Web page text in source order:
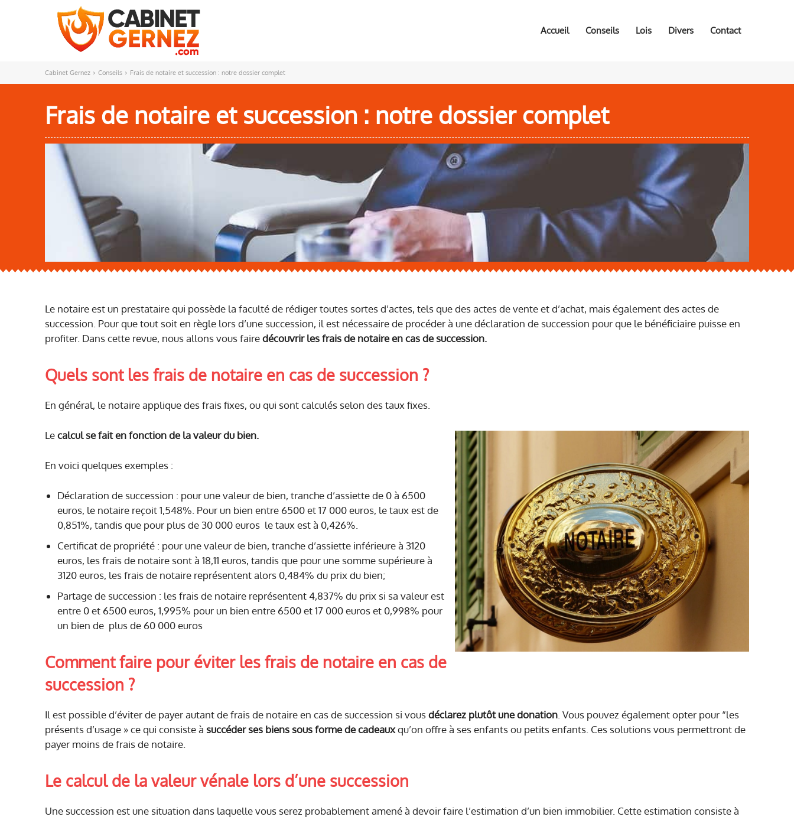
Accueil Conseils Lois Divers Contact
Cabinet Gernez Conseils Frais de notaire et succession : notre dossier complet
Frais de notaire et succession : notre dossier complet
Le notaire est un prestataire qui possède la faculté de rédiger toutes sortes d’actes, tels que des actes de vente et d’achat, mais également des actes de
succession. Pour que tout soit en règle lors d’une succession, il est nécessaire de procéder à une déclaration de succession pour que le bénéficiaire puisse en
profiter. Dans cette revue, nous allons vous fairedécouvrir les frais de notaire en cas de succession.
Quels sont les frais de notaire en cas de succession ?
En général, le notaire applique des frais fixes, ou qui sont calculés selon des taux fixes.
Lecalcul se fait en fonction de la valeur du bien.
En voici quelques exemples :
Déclaration de succession : pour une valeur de bien, tranche d’assiette de 0 à 6500
euros, le notaire reçoit 1,548%. Pour un bien entre 6500 et 17 000 euros, le taux est de
0,851%, tandis que pour plus de 30 000 euros le taux est à 0,426%.
Certificat de propriété : pour une valeur de bien, tranche d’assiette inférieure à 3120
euros, les frais de notaire sont à 18,11 euros, tandis que pour une somme supérieure à
3120 euros, les frais de notaire représentent alors 0,484% du prix du bien;
Partage de succession : les frais de notaire représentent 4,837% du prix si sa valeur est
entre 0 et 6500 euros, 1,995% pour un bien entre 6500 et 17 000 euros et 0,998% pour
un bien de plus de 60 000 euros
Comment faire pour éviter les frais de notaire en cas de
succession ?
Il est possible d’éviter de payer autant de frais de notaire en cas de succession si vousdéclarez plutôt une donation . Vous pouvez également opter pour “les
présents d’usage » ce qui consiste à succéder ses biens sous forme de cadeauxqu’on offre à ses enfants ou petits enfants. Ces solutions vous permettront de
payer moins de frais de notaire.
Le calcul de la valeur vénale lors d’une succession
Une succession est une situation dans laquelle vous serez probablement amené à devoir faire l’estimation d’un bien immobilier. Cette estimation consiste à